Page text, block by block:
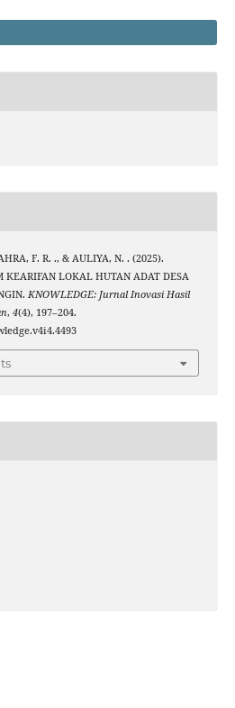
F. R. ., & AULIYA, N. . (2025).
LOKAL HUTAN ADAT DESA
KNOWLEDGE: Jurnal Inovasi Hasil
, 4(4), 197–204.